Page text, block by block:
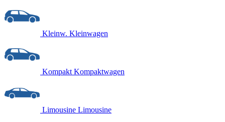
Kleinw. Kleinwagen
Kompakt Kompaktwagen
Limousine Limousine